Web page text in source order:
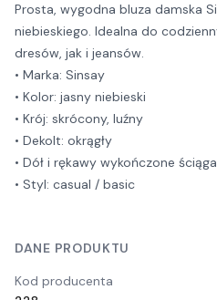
Prosta, wygodna bluza damska
niebieskiego. Idealna do
dresów, jak i jeansów.
• Marka: Sinsay
• Kolor: jasny niebieski
• Krój: skrócony, luźny
• Dekolt: okrągły
• Dół i rękawy wykończone
• Styl: casual / basic
DANE PRODUKTU
Kod producenta